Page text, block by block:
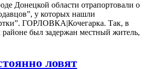
Донецкой области отрапортовали о
у которых нашли
ГОРЛОВКА|Кочегарка. Так, в
был задержан местный житель,
ловят